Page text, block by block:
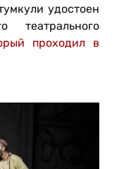
удостоен
театрального
проходил в